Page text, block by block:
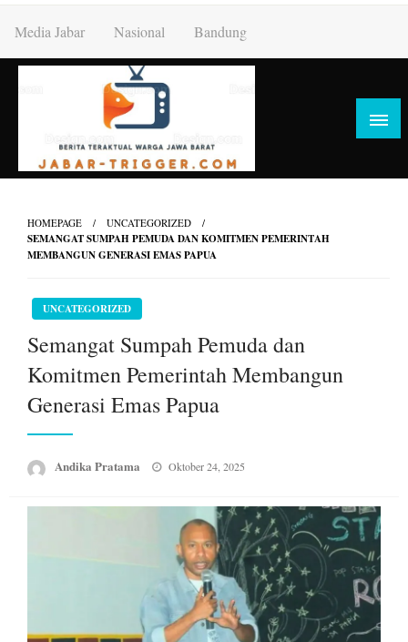
content
Media Jabar Nasional Bandung
HOMEPAGE UNCATEGORIZED
SEMANGAT SUMPAH PEMUDA DAN KOMITMEN PEMERINTAH
MEMBANGUN GENERASI EMAS PAPUA
UNCATEGORIZED
Semangat Sumpah Pemuda dan
Komitmen Pemerintah Membangun
Generasi Emas Papua
Andika Pratama
Posted
Oktober 24, 2025